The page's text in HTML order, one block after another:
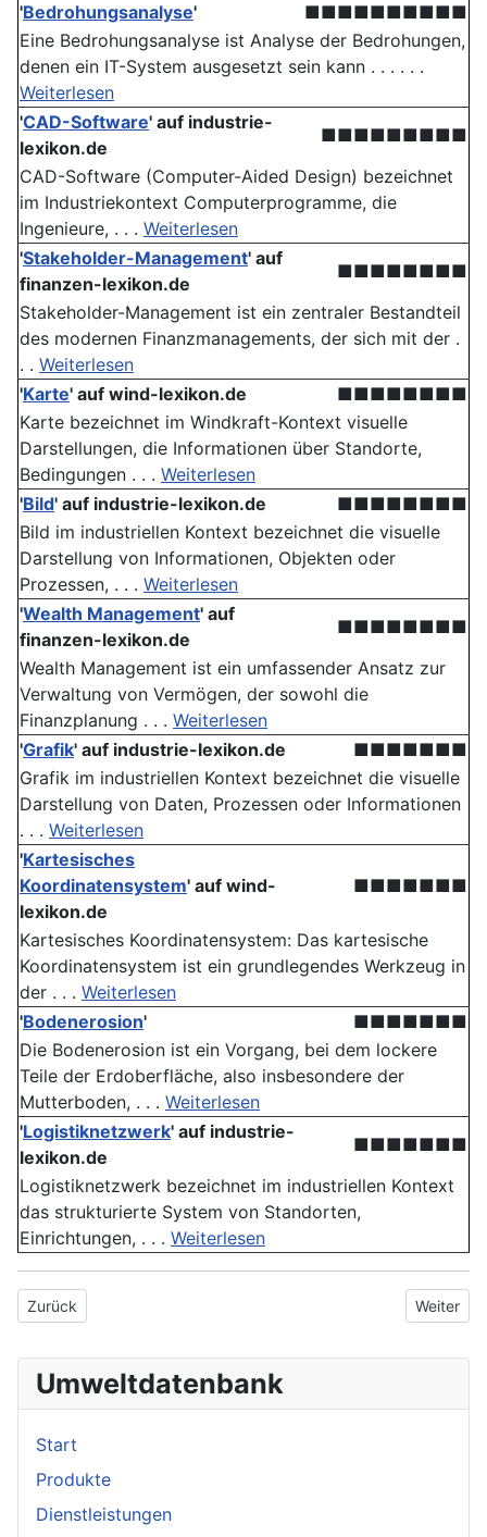
'Bedrohungsanalyse'
■■■■■■■■■■
Eine Bedrohungsanalyse ist Analyse der Bedrohungen,
denen ein IT-System ausgesetzt sein kann . . . . . .
Weiterlesen
'CAD-Software' auf industrie-
lexikon.de
■■■■■■■■■
CAD-Software (Computer-Aided Design) bezeichnet
im Industriekontext Computerprogramme, die
Ingenieure, . . . Weiterlesen
'Stakeholder-Management' auf
finanzen-lexikon.de
■■■■■■■■
Stakeholder-Management ist ein zentraler Bestandteil
des modernen Finanzmanagements, der sich mit der .
. . Weiterlesen
'Karte' auf wind-lexikon.de
■■■■■■■■
Karte bezeichnet im Windkraft-Kontext visuelle
Darstellungen, die Informationen über Standorte,
Bedingungen . . . Weiterlesen
'Bild' auf industrie-lexikon.de
■■■■■■■■
Bild im industriellen Kontext bezeichnet die visuelle
Darstellung von Informationen, Objekten oder
Prozessen, . . . Weiterlesen
'Wealth Management' auf
finanzen-lexikon.de
■■■■■■■■
Wealth Management ist ein umfassender Ansatz zur
Verwaltung von Vermögen, der sowohl die
Finanzplanung . . . Weiterlesen
'Grafik' auf industrie-lexikon.de
■■■■■■■
Grafik im industriellen Kontext bezeichnet die visuelle
Darstellung von Daten, Prozessen oder Informationen
. . . Weiterlesen
'Kartesisches
Koordinatensystem' auf wind-
lexikon.de
■■■■■■■
Kartesisches Koordinatensystem: Das kartesische
Koordinatensystem ist ein grundlegendes Werkzeug in
der . . . Weiterlesen
'Bodenerosion'
■■■■■■■
Die Bodenerosion ist ein Vorgang, bei dem lockere
Teile der Erdoberfläche, also insbesondere der
Mutterboden, . . . Weiterlesen
'Logistiknetzwerk' auf industrie-
lexikon.de
■■■■■■■
Logistiknetzwerk bezeichnet im industriellen Kontext
das strukturierte System von Standorten,
Einrichtungen, . . . Weiterlesen
Vorheriger Beitrag: Raumplanung
Zurück Nächster
Weiter
Umweltdatenbank
Start
Produkte
Dienstleistungen